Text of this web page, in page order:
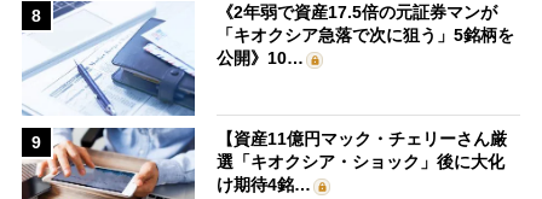
8
《2年弱で資産17.5倍の元証券マンが
「キオクシア急落で次に狙う」5銘柄を
公開》10…
9
【資産11億円マック・チェリーさん厳
選「キオクシア・ショック」後に大化
け期待4銘…